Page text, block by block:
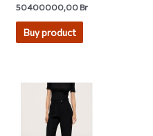
Rated
0
out
50400000,00Br
Buy product